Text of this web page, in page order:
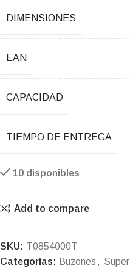
DIMENSIONES
EAN
CAPACIDAD
TIEMPO DE ENTREGA
10 disponibles
Add to compare
SKU: T0854000T
Categorías: Buzones , Super